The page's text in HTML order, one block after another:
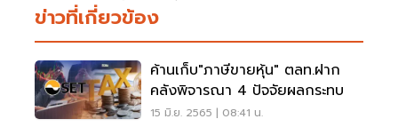
ข่าวที่เกี่ยวข้อง
ค้านเก็บ"ภาษีขายหุ้น" ตลท.ฝาก
คลังพิจารณา 4 ปัจจัยผลกระทบ
15 มิ.ย. 2565 | 08:41 น.